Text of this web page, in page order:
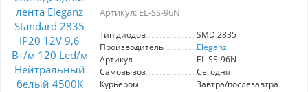
Артикул: EL-SS-96N
Тип диодов
SMD 2835
Производитель
Eleganz
Артикул
EL-SS-96N
Самовывоз
Сегодня
Курьером
Завтра/послезавтра